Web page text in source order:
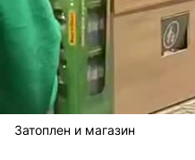
Затоплен и магазин